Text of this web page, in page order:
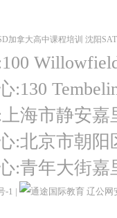
加拿大高中课程培训 沈阳
海市静安嘉
:北京市朝
:青年大街
-1 | 辽公网